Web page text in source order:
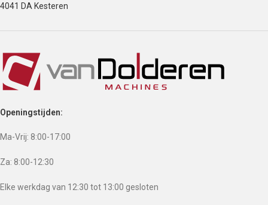
4041 DA Kesteren
Openingstijden:
Ma-Vrij: 8:00-17:00
Za: 8:00-12:30
Elke werkdag van 12:30 tot 13:00 gesloten